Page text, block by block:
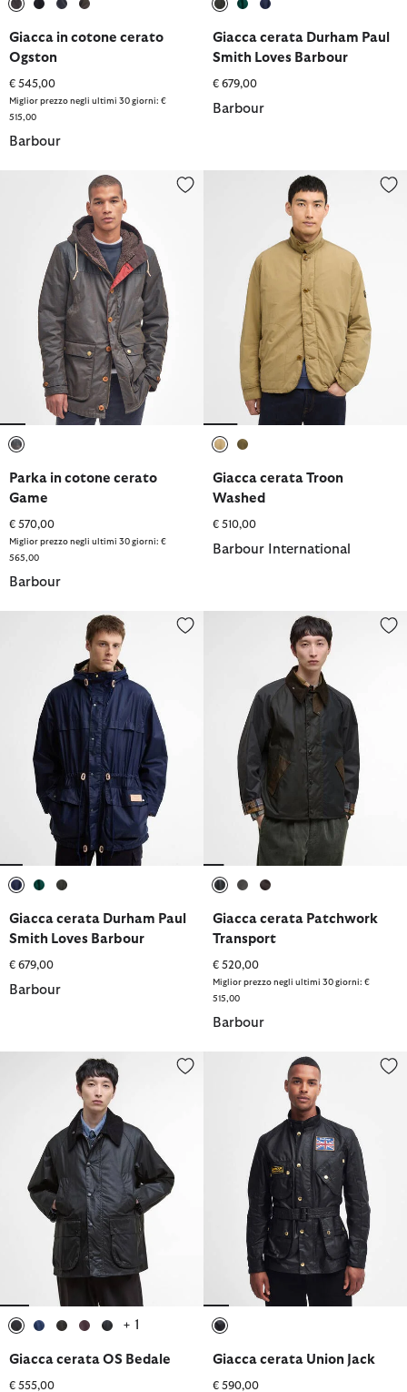
Giacca in cotone cerato
Ogston
€ 545,00
Miglior prezzo negli ultimi 30 giorni: €
515,00
Barbour
Giacca cerata Durham Paul
Smith Loves Barbour
€ 679,00
Barbour
Parka in cotone cerato Game
Parka in cotone cerato
Game
€ 570,00
Miglior prezzo negli ultimi 30 giorni: €
565,00
Barbour
Giacca cerata Troon Washed
Giacca cerata Troon
Washed
€ 510,00
Barbour International
Giacca cerata Durham Paul Smith Loves Barbour
Giacca cerata Durham Paul
Smith Loves Barbour
€ 679,00
Barbour
Giacca cerata Patchwork
Giacca cerata Patchwork
Transport
€ 520,00
Miglior prezzo negli ultimi 30 giorni: €
515,00
Barbour
Giacca cerata OS Bedale
+ 1
Giacca cerata OS Bedale
€ 555,00
Giacca cerata Union Jack
Giacca cerata Union Jack
€ 590,00